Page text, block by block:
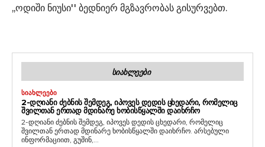
,,ოდიში ნიუსი'' ბედნიერ მგზავრობას გისურვებთ.
ᲡᲘᲐᲮᲚᲔᲔᲑᲘ
ᲡᲘᲐᲮᲚᲔᲔᲑᲘ
2-ᲓᲦᲘᲐᲜᲘ ᲫᲔᲑᲜᲘᲡ ᲨᲔᲛᲓᲔᲒ, ᲘᲞᲝᲕᲔᲡ ᲓᲔᲓᲘᲡ ᲪᲮᲔᲓᲐᲠᲘ, ᲠᲝᲛᲔᲚᲘᲪ
ᲨᲕᲘᲚᲗᲐᲜ ᲔᲠᲗᲐᲓ ᲛᲓᲘᲜᲐᲠᲔ ᲮᲝᲑᲘᲡᲬᲧᲐᲚᲨᲘ ᲓᲐᲘᲮᲠᲩᲝ
2-დღიანი ძებნის შემდეგ, იპოვეს დედის ცხედარი, რომელიც
შვილთან ერთად მდინარე ხობისწყალში დაიხრჩო. არსებული
ინფორმაციით, გუშინ,...